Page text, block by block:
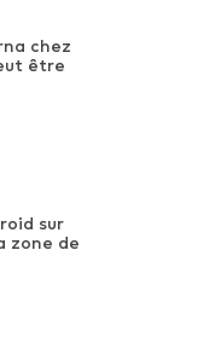
chez
être
sur
zone de